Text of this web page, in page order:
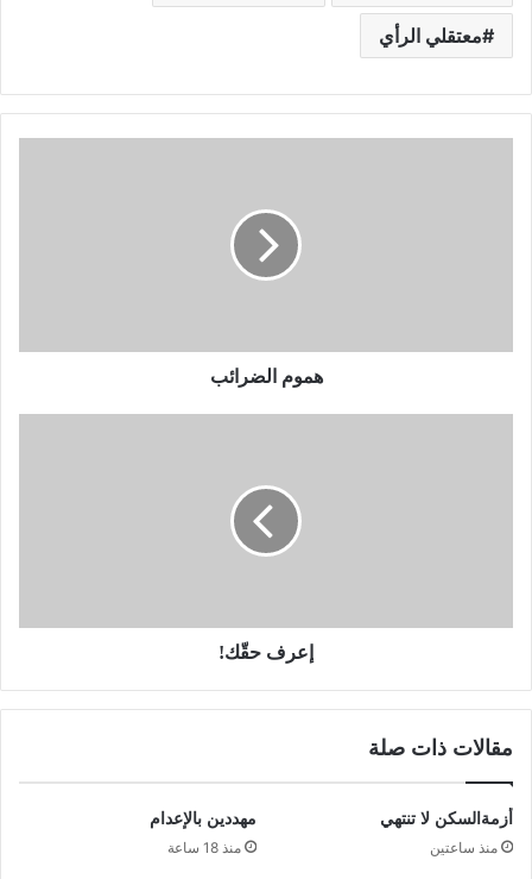
معتقلي الرأي
هموم الضرائب
إعرف حقّك!
مقالات ذات صلة
أزمةالسكن لا تنتهي
منذ ساعتين
مهددين بالإعدام
منذ 18 ساعة